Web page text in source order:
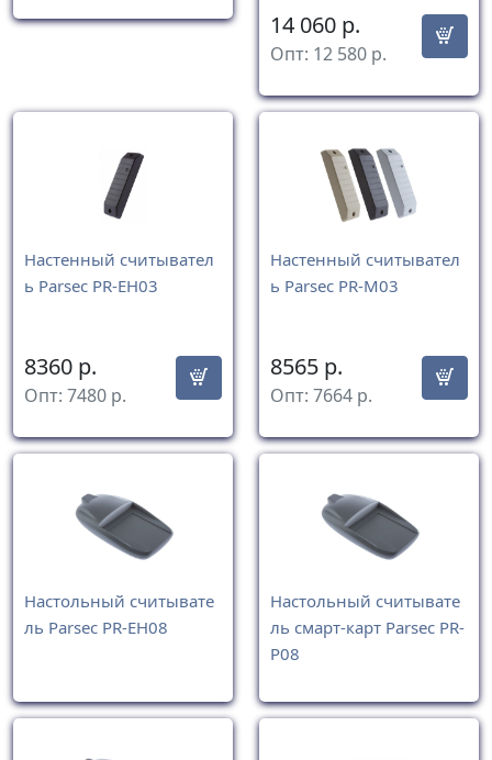
14 060 р.
Опт: 12 580 р.
Настенный считывател
ь Parsec PR-EH03
8360 р.
Опт: 7480 р.
Настенный считывател
ь Parsec PR-М03
8565 р.
Опт: 7664 р.
Настольный считывате
ль Parsec PR-EH08
Настольный считывате
ль смарт-карт Parsec PR-
P08